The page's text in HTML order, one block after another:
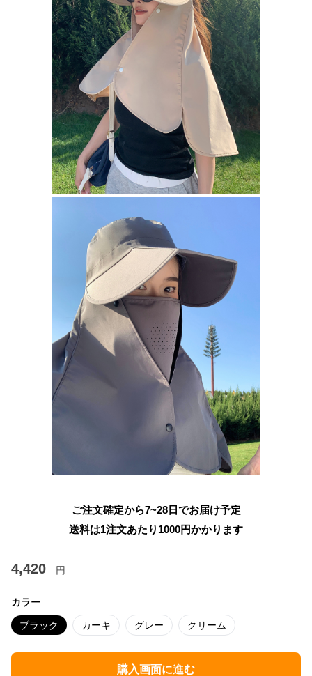
ご注文確定から7~28日でお届け予定
送料は1注文あたり 1000円かかります
4,420 円
カラー
ブラック カーキ グレー クリーム
購入画面に進む